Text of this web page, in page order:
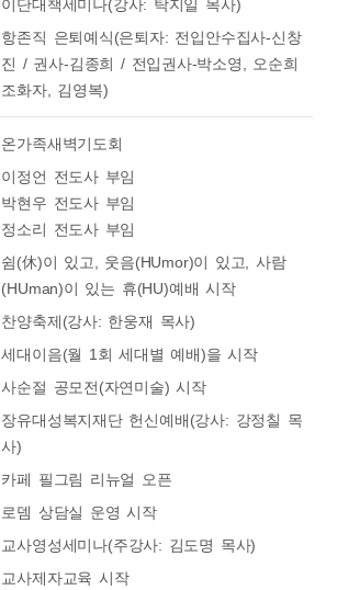
이단대책세미나(강사: 탁지일 목사)
항존직 은퇴예식(은퇴자: 전입안수집사-신창
진 / 권사-김종희 / 전입권사-박소영, 오순희
조화자, 김영복)
온가족새벽기도회
이정언 전도사 부임
박현우 전도사 부임
정소리 전도사 부임
쉼(休)이 있고, 웃음(HUmor)이 있고, 사람
(HUman)이 있는 휴(HU)예배 시작
찬양축제(강사: 한웅재 목사)
세대이음(월 1회 세대별 예배)을 시작
사순절 공모전(자연미술) 시작
장유대성복지재단 헌신예배(강사: 강정칠 목
사)
카페 필그림 리뉴얼 오픈
로뎀 상담실 운영 시작
교사영성세미나(주강사: 김도명 목사)
교사제자교육 시작